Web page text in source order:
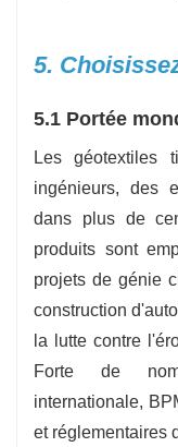
5.
5.1 Portée
Les géotextiles
ingénieurs, des
dans plus de
produits sont
projets de génie
construction
la lutte contre
Forte de
internationale,
et réglementaires